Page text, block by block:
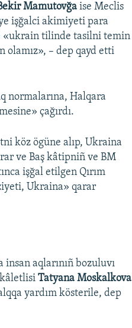
Mamutovğa ise Meclis
işğalci akimiyeti para
«ukrain tilinde tasilni temin
– dep qayd etti
normalarına, Halqara
çağırdı.
köz ögüne alıp, Ukraina
ve Baş kâtipniñ ve BM
işğal etilgen Qırım
Ukraina» qarar
insan aqlarınıñ bozuluvı
Tatyana Moskalkova
yardım kösterile, dep